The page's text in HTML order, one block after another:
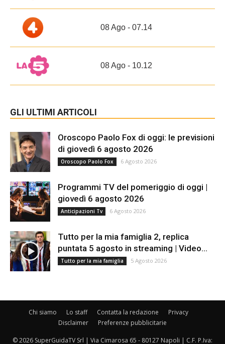
08 Ago - 07.14
08 Ago - 10.12
GLI ULTIMI ARTICOLI
Oroscopo Paolo Fox di oggi: le previsioni
di giovedì 6 agosto 2026
Oroscopo Paolo Fox 6 Agosto 2026
Programmi TV del pomeriggio di oggi |
giovedì 6 agosto 2026
Anticipazioni Tv 6 Agosto 2026
Tutto per la mia famiglia 2, replica
puntata 5 agosto in streaming | Video...
Tutto per la mia famiglia 5 Agosto 2026
Chi siamo Lo staff Contatta la redazione
Privacy
Disclaimer
Preferenze pubblicitarie
© 2026 SuperGuidaTV Srl | Via Cimarosa 65 - 80127 Napoli | C.F. P.Iva: